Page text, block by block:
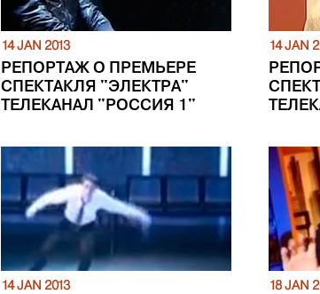
14 JAN 2013
РЕПОРТАЖ О ПРЕМЬЕРЕ
СПЕКТАКЛЯ "ЭЛЕКТРА"
ТЕЛЕКАНАЛ "РОССИЯ 1"
14 JAN
14 JAN 2013 18 JAN